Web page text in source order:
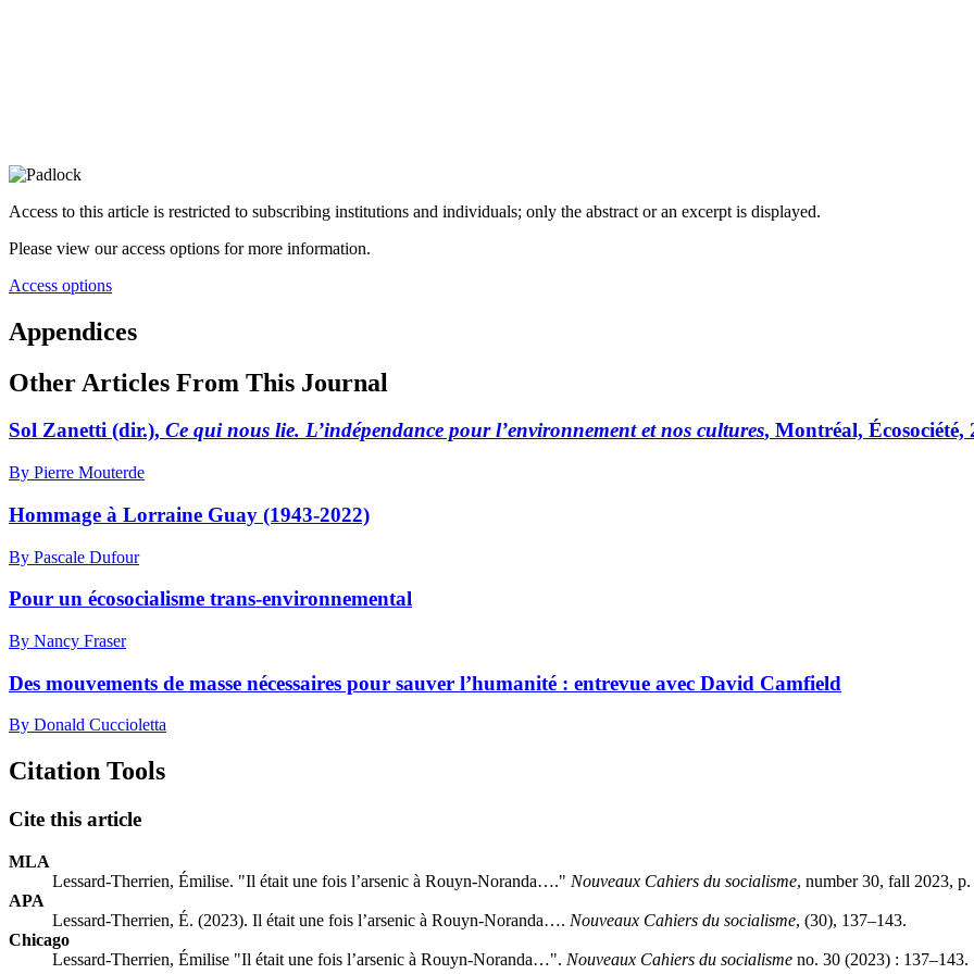
Access to this article is restricted to subscribing institutions and individuals; only the abstract or an excerpt is displayed.
Please view our access options for more information.
Access options
Appendices
Other Articles From This Journal
Sol Zanetti (dir.), Ce qui nous lie. L’indépendance pour l’environnement et nos cultures, Montréal, Écosociété,
By Pierre Mouterde
Hommage à Lorraine Guay (1943-2022)
By Pascale Dufour
Pour un écosocialisme trans-environnemental
By Nancy Fraser
Des mouvements de masse nécessaires pour sauver l’humanité : entrevue avec David Camfield
By Donald Cuccioletta
Citation Tools
Cite this article
MLA
Lessard-Therrien, Émilise. "Il était une fois l’arsenic à Rouyn-Noranda…." Nouveaux Cahiers du socialisme, number 30, fall 2023,
APA
Lessard-Therrien, É. (2023). Il était une fois l’arsenic à Rouyn-Noranda…. Nouveaux Cahiers du socialisme, (30), 137–143.
Chicago
Lessard-Therrien, Émilise "Il était une fois l’arsenic à Rouyn-Noranda…". Nouveaux Cahiers du socialisme no. 30 (2023) : 137–143.